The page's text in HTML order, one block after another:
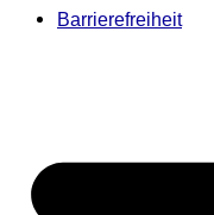
Barrierefreiheit